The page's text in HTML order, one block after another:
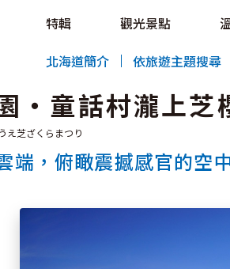
北海道官方旅遊網站 HOKKAIDO LOVE!
站 HOKKAIDO LOVE!
特輯 觀光景點
北海道簡介
依旅遊主題搜尋
・童話村瀧上芝
端，俯瞰震撼感官的空